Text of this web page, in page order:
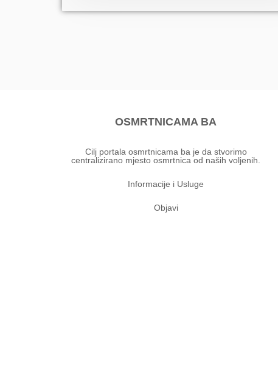
OSMRTNICAMA BA
Cilj portala osmrtnicama ba je da stvorimo
centralizirano mjesto osmrtnica od naših voljenih.
Informacije i Usluge
Objavi